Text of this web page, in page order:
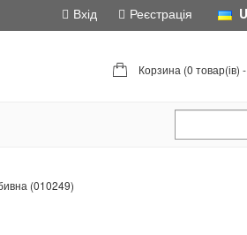
Вхід Реєстрація
Корзина (0 товар(ів)
(010249)